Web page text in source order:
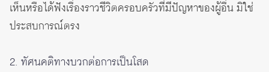
เห็นหรือได้ฟังเรื่องราวชีวิตครอบครัวที่มีปัญหาของผู้อื่น มิใช่
ประสบการณ์ตรง
2. ทัศนคติทางบวกต่อการเป็นโสด